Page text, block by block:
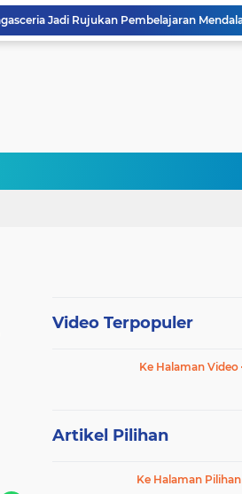
Video Terpopuler
Ke Halaman Video
Artikel Pilihan
Ke Halaman Pilihan